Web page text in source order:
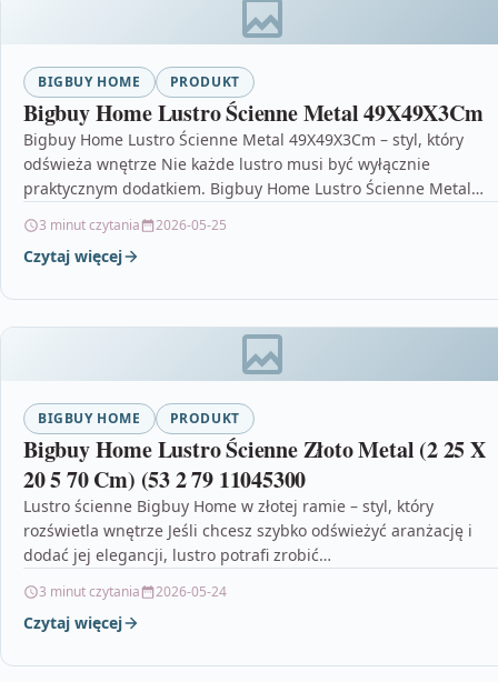
BIGBUY HOME PRODUKT
Bigbuy Home Lustro Ścienne Metal 49X49X3Cm
Bigbuy Home Lustro Ścienne Metal 49X49X3Cm – styl, który
odświeża wnętrze Nie każde lustro musi być wyłącznie
praktycznym dodatkiem. Bigbuy Home Lustro Ścienne Metal…
3 minut czytania 2026-05-25
Czytaj więcej
BIGBUY HOME PRODUKT
Bigbuy Home Lustro Ścienne Złoto Metal (2 25 X
20 5 70 Cm) (53 2 79 11045300
Lustro ścienne Bigbuy Home w złotej ramie – styl, który
rozświetla wnętrze Jeśli chcesz szybko odświeżyć aranżację i
dodać jej elegancji, lustro potrafi zrobić…
3 minut czytania 2026-05-24
Czytaj więcej